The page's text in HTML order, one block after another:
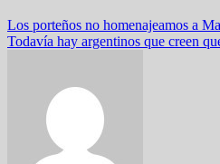
Los porteños no homenajeamos a
Todavía hay argentinos que creen